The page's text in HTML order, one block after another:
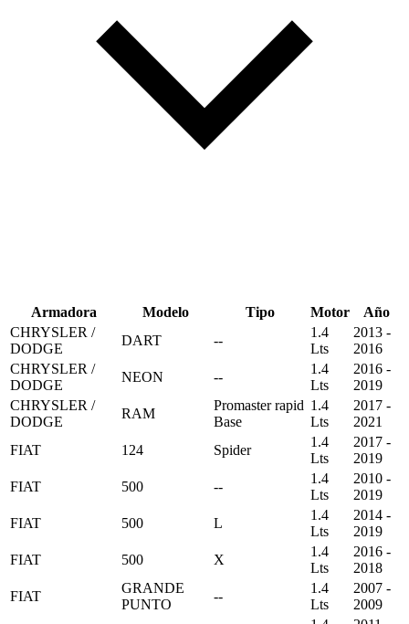
Armadora Modelo Tipo Motor
Año
CHRYSLER /
DODGE
DART --
1.4
Lts
2013 -
2016
CHRYSLER /
DODGE
NEON --
1.4
Lts
2016 -
2019
CHRYSLER /
DODGE
RAM
Promaster rapid
Base
1.4
Lts
2017 -
2021
FIAT
124 Spider
1.4
Lts
2017 -
2019
FIAT
500 --
1.4
Lts
2010 -
2019
FIAT
500 L
1.4
Lts
2014 -
2019
FIAT
500 X
1.4
Lts
2016 -
2018
FIAT
GRANDE
PUNTO
--
1.4
Lts
2007 -
2009